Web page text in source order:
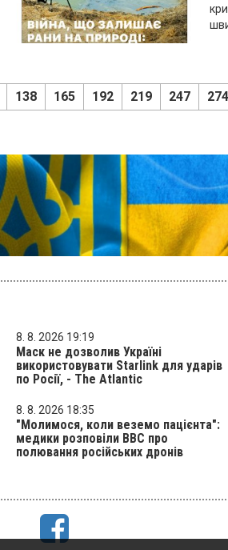
138 165 192 219 247 274
8. 8. 2026 19:19
Маск не дозволив Україні
використовувати Starlink для ударів
по Росії, - The Atlantic
8. 8. 2026 18:35
"Молимося, коли веземо пацієнта":
медики розповіли BBC про
полювання російських дронів